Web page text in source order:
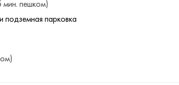
пешком)
подземная парковка